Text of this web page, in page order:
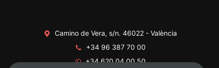
Camino de Vera, s/n. 46022 - València
+34 96 387 70 00
+34 620 04 00 50